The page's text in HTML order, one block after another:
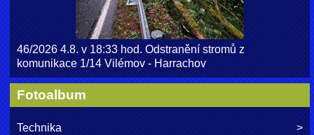
46/2026 4.8. v 18:33 hod. Odstranění stromů z
komunikace 1/14 Vilémov - Harrachov
Fotoalbum
Technika